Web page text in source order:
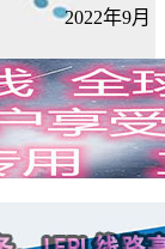
2022年9月